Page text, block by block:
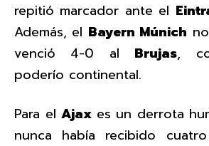
repitió marcador ante el
Además, el Bayern Múnich
venció 4-0 al Brujas,
poderío continental.
Para el Ajax es un derrota
nunca había recibido